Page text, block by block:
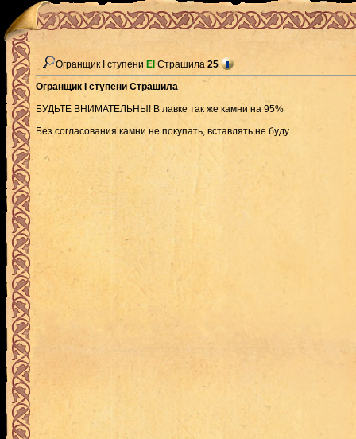
Огранщик I ступени El Страшила 25
Огранщик I ступени Страшила
БУДЬТЕ ВНИМАТЕЛЬНЫ! В лавке так же камни на 95%
Без согласования камни не покупать, вставлять не буду.